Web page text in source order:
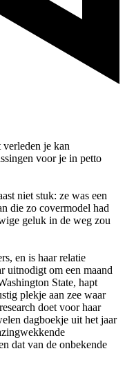
verleden je kan
voor je in petto
niet stuk: ze was een
die zo covermodel had
geluk in de weg zou
en is haar relatie
uitnodigt om een maand
State, hapt
plekje aan zee waar
doet voor haar
dagboekje uit het jaar
dat van de onbekende